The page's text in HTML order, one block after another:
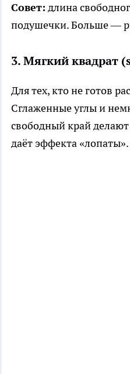
Совет: длина
подушечки. Больше —
3. Мягкий квадрат
Для тех, кто не готов
Сглаженные углы и
свободный край
даёт эффекта «лопаты».